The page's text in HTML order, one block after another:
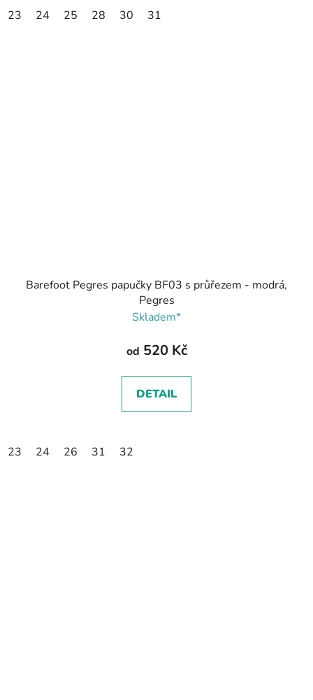
23 24 25 28 30 31
Barefoot Pegres papučky BF03 s průřezem - modrá,
Pegres
Skladem*
od 520 Kč
DETAIL
23 24 26 31 32